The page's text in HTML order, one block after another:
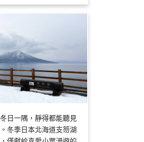
日一隅，靜得都能聽見
冬季日本北海道支笏湖